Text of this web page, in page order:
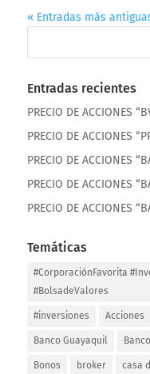
« Entradas más
Entradas recientes
PRECIO DE ACCIONES
PRECIO DE ACCIONES
PRECIO DE ACCIONES
PRECIO DE ACCIONES
PRECIO DE ACCIONES
Temáticas
#CorporaciónFavorita
#BolsadeValores
#inversiones Acciones
Banco Guayaquil
Bonos broker casa